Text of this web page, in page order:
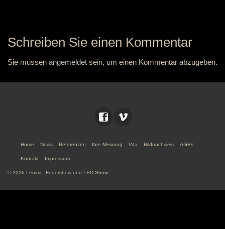
Schreiben Sie einen Kommentar
Sie müssen angemeldet sein, um einen Kommentar abzugeben.
Home News Referenzen Ihre Meinung Vita Bildnachweis AGBs
Kontakt Impressum
© 2026 Lemmi - Feuershow und LED-Show